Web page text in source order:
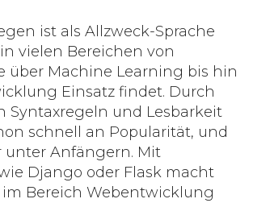
ist als Allzweck-Sprache
vielen Bereichen von
über Machine Learning bis hin
Einsatz findet. Durch
Syntaxregeln und Lesbarkeit
schnell an Popularität, und
unter Anfängern. Mit
Django oder Flask macht
Bereich Webentwicklung